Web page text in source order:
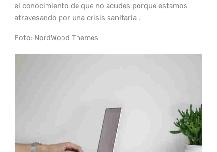
el conocimiento de que no acudes porque estamos
atravesando por una crisis sanitaria .
Foto: NordWood Themes